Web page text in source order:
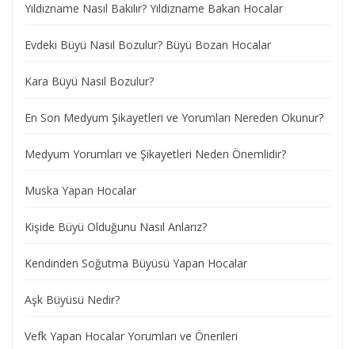
Yıldızname Nasıl Bakılır? Yıldızname Bakan Hocalar
Evdeki Büyü Nasıl Bozulur? Büyü Bozan Hocalar
Kara Büyü Nasıl Bozulur?
En Son Medyum Şikayetleri ve Yorumları Nereden Okunur?
Medyum Yorumları ve Şikayetleri Neden Önemlidir?
Muska Yapan Hocalar
Kişide Büyü Olduğunu Nasıl Anlarız?
Kendinden Soğutma Büyüsü Yapan Hocalar
Aşk Büyüsü Nedir?
Vefk Yapan Hocalar Yorumları ve Önerileri